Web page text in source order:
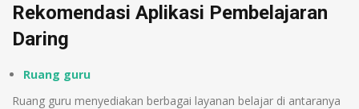
Rekomendasi Aplikasi Pembelajaran
Daring
Ruang guru
Ruang guru menyediakan berbagai layanan belajar di antaranya